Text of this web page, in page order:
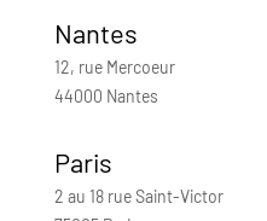
Nantes
12, rue Mercoeur
44000 Nantes
Paris
2 au 18 rue Saint-Victor